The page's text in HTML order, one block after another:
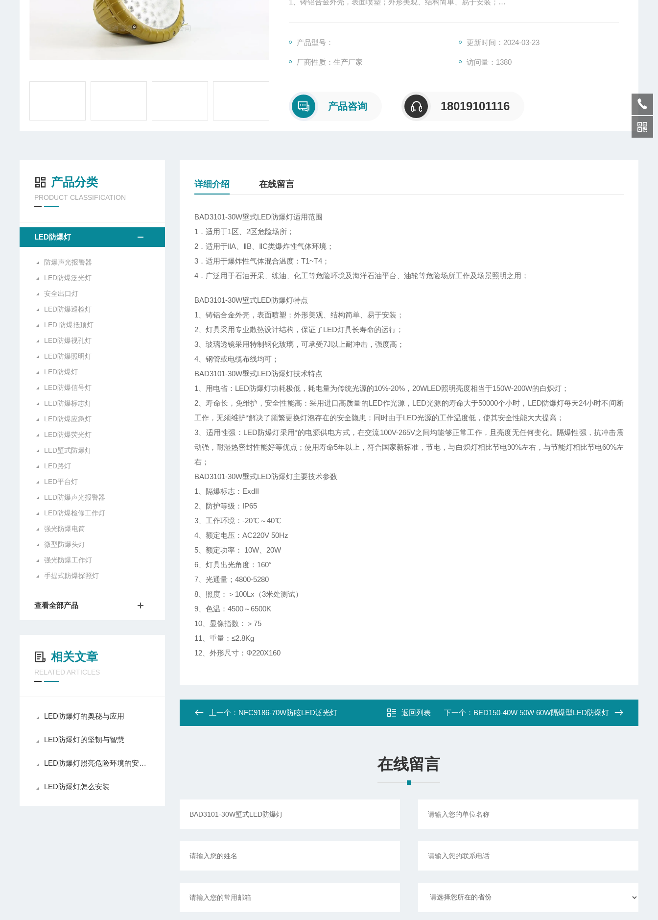
1、铸铝合金外壳，表面喷塑；外形美观、结构简单、易于安装；
产品型号：
更新时间：2024-03-23
厂商性质：生产厂家 访问量：1380
产品咨询 18019101116
产品分类
PRODUCT CLASSIFICATION
LED防爆灯
防爆声光报警器
LED防爆泛光灯
安全出口灯
LED防爆巡检灯
LED 防爆抵顶灯
LED防爆视孔灯
LED防爆照明灯
LED防爆灯
LED防爆信号灯
LED防爆标志灯
LED防爆应急灯
LED防爆荧光灯
LED壁式防爆灯
LED路灯
LED平台灯
LED防爆声光报警器
LED防爆检修工作灯
强光防爆电筒
微型防爆头灯
强光防爆工作灯
手提式防爆探照灯
查看全部产品
相关文章
RELATED ARTICLES
LED防爆灯的奥秘与应用
LED防爆灯的坚韧与智慧
LED防爆灯照亮危险环境的安全之光
LED防爆灯怎么安装
详细介绍 在线留言
BAD3101-30W壁式LED防爆灯适用范围
1．适用于1区、2区危险场所；
2．适用于ⅡA、ⅡB、ⅡC类爆炸性气体环境；
3．适用于爆炸性气体混合温度：T1~T4；
4．广泛用于石油开采、练油、化工等危险环境及海洋石油平台、油轮等危险场所工作及场景照明之用；
BAD3101-30W壁式LED防爆灯特点
1、铸铝合金外壳，表面喷塑；外形美观、结构简单、易于安装；
2、灯具采用专业散热设计结构，保证了LED灯具长寿命的运行；
3、玻璃透镜采用特制钢化玻璃，可承受7J以上耐冲击，强度高；
4、钢管或电缆布线均可；
BAD3101-30W壁式LED防爆灯技术特点
1、用电省：LED防爆灯功耗极低，耗电量为传统光源的10%-20%，20WLED照明亮度相当于150W-200W的白炽灯；
2、寿命长，免维护，安全性能高：采用进口高质量的LED作光源，LED光源的寿命大于50000个小时，LED防爆灯每天24小时不间断
工作，无须维护*解决了频繁更换灯泡存在的安全隐患；同时由于LED光源的工作温度低，使其安全性能大大提高；
3、适用性强：LED防爆灯采用*的电源供电方式，在交流100V-265V之间均能够正常工作，且亮度无任何变化。隔爆性强，抗冲击震
动强，耐湿热密封性能好等优点；使用寿命5年以上，符合国家新标准，节电，与白炽灯相比节电90%左右，与节能灯相比节电60%左
右；
BAD3101-30W壁式LED防爆灯主要技术参数
1、隔爆标志：ExdII
2、防护等级：IP65
3、工作环境：-20℃～40℃
4、额定电压：AC220V 50Hz
5、额定功率： 10W、20W
6、灯具出光角度：160°
7、光通量；4800-5280
8、照度：＞100Lx（3米处测试）
9、色温：4500～6500K
10、显像指数：＞75
11、重量：≤2.8Kg
12、外形尺寸：Φ220X160
上一个： NFC9186-70W防眩LED泛光灯 返回列表 下一个： BED150-40W 50W 60W隔爆型LED防爆灯
在线留言